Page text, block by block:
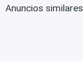
Anuncios